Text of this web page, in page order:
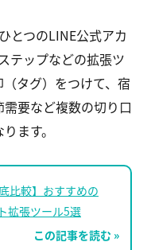
とつのLINE公式アカ
テップなどの拡張ツ
タグ）をつけて、宿
要など複数の切り口
ます。
比較】おすすめの
拡張ツール5選
この記事を読む »